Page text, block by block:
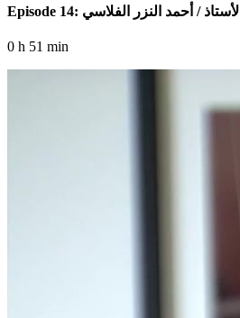
Episode 14: الأستاذ / أحمد النزر الفلاسي
0 h 51 min